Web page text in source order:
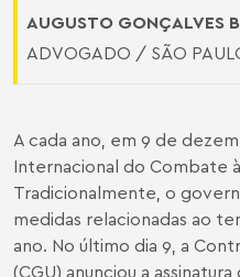
AUGUSTO GONÇALVES
ADVOGADO / SÃO
A cada ano, em 9 de
Internacional do Combate
Tradicionalmente, o
medidas relacionadas ao
ano. No último dia 9, a
(CGU) anunciou a assinatura